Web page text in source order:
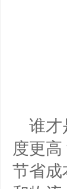
谁
度更
节省